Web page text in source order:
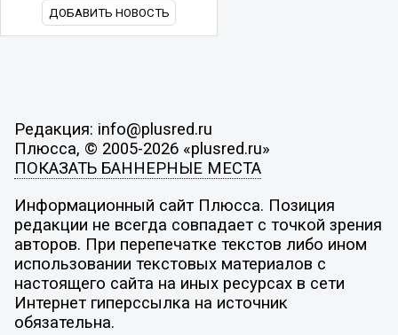
ДОБАВИТЬ НОВОСТЬ
Редакция: info@plusred.ru
Плюсса, © 2005-2026 «plusred.ru»
ПОКАЗАТЬ БАННЕРНЫЕ МЕСТА
Информационный сайт Плюсса. Позиция
редакции не всегда совпадает с точкой зрения
авторов. При перепечатке текстов либо ином
использовании текстовых материалов с
настоящего сайта на иных ресурсах в сети
Интернет гиперссылка на источник
обязательна.